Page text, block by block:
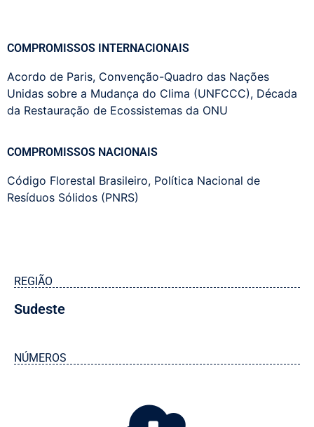
COMPROMISSOS INTERNACIONAIS
Acordo de Paris, Convenção-Quadro das Nações
Unidas sobre a Mudança do Clima (UNFCCC), Década
da Restauração de Ecossistemas da ONU
COMPROMISSOS NACIONAIS
Código Florestal Brasileiro, Política Nacional de
Resíduos Sólidos (PNRS)
REGIÃO
Sudeste
NÚMEROS